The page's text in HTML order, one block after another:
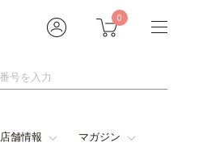
0
店舗情報 マガジン